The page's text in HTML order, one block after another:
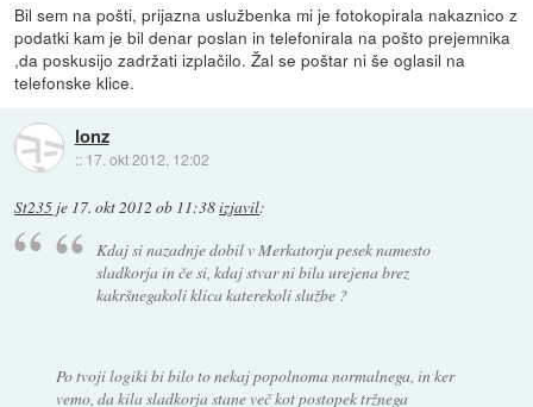
Bil sem na pošti, prijazna uslužbenka mi je fotokopirala nakaznico z
podatki kam je bil denar poslan in telefonirala na pošto prejemnika
,da poskusijo zadržati izplačilo. Žal se poštar ni še oglasil na
telefonske klice.
lonz
:: 17. okt 2012, 12:02
St235 je 17. okt 2012 ob 11:38izjavil:
Kdaj si nazadnje dobil v Merkatorju pesek namesto
sladkorja in če si, kdaj stvar ni bila urejena brez
kakršnegakoli klica katerekoli službe ?
Po tvoji logiki bi bilo to nekaj popolnoma normalnega, in ker
vemo, da kila sladkorja stane več kot postopek tržnega